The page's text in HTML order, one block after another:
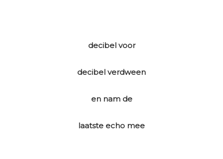
decibel voor
decibel verdween
en nam de
laatste echo mee